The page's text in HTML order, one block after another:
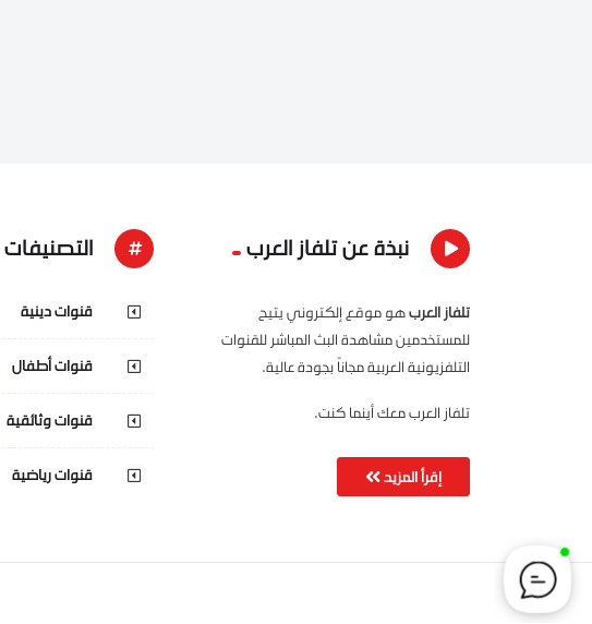
نبذة عن تلفاز العرب
تلفاز العربهو موقع إلكتروني يتيح
للمستخدمين مشاهدة البث المباشر للقنوات
التلفزيونية العربية مجاناً بجودة عالية.
تلفاز العرب معك أينما كنت.
إقرأ المزيد
التصنيفات
قنوات دينية
قنوات أطفال
قنوات وثائقية
قنوات رياضية